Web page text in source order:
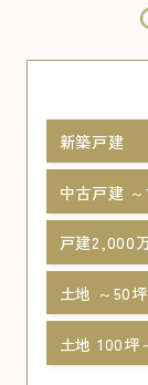
新築戸建
中古戸建
戸建2,000
土地 ～50坪
土地 100坪